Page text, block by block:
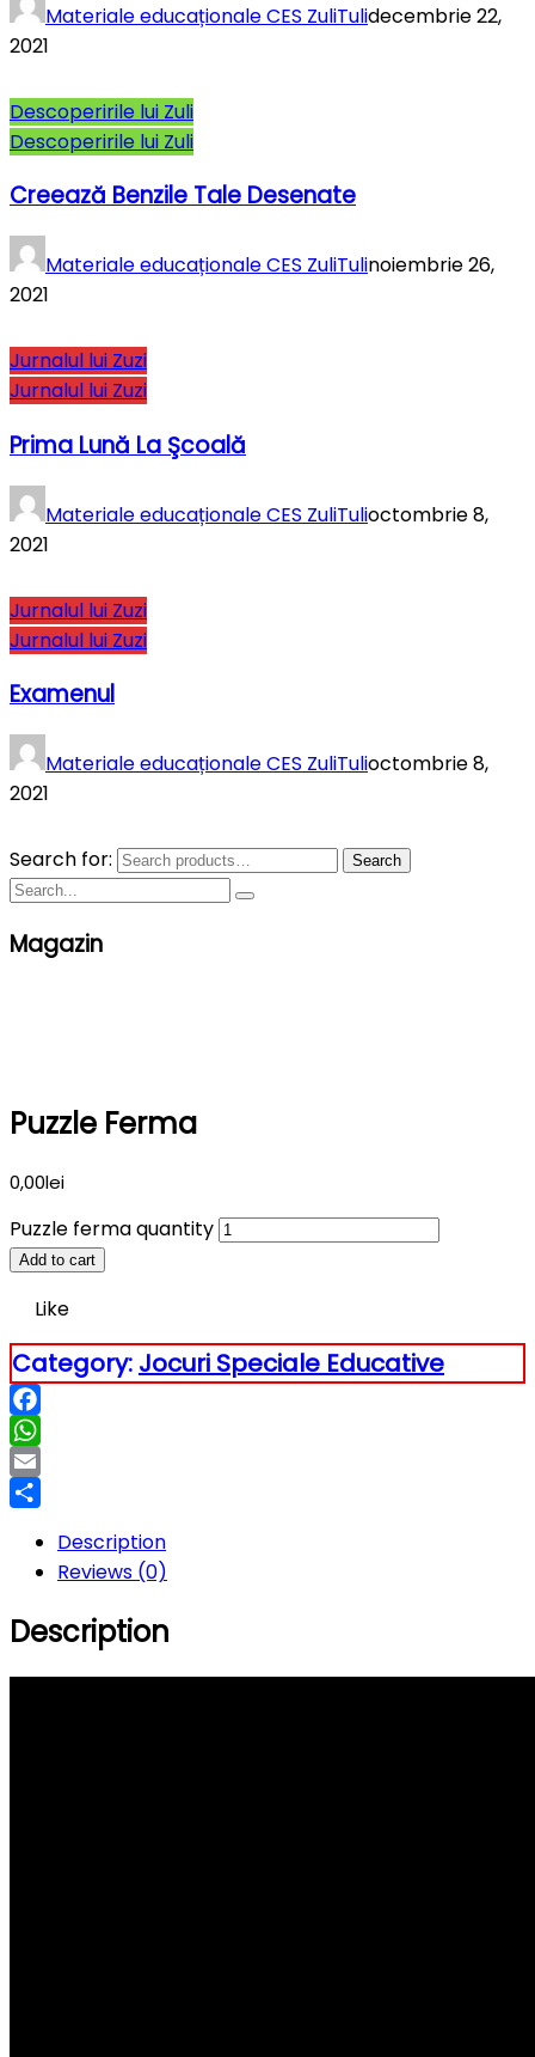
Materiale educaționale CES ZuliTulidecembrie 22,
2021
Descoperirile lui Zuli
Descoperirile lui Zuli
Creează Benzile Tale Desenate
Materiale educaționale CES ZuliTulinoiembrie 26,
2021
Jurnalul lui Zuzi
Jurnalul lui Zuzi
Prima Lună La Şcoală
Materiale educaționale CES ZuliTulioctombrie 8,
2021
Jurnalul lui Zuzi
Jurnalul lui Zuzi
Examenul
Materiale educaționale CES ZuliTulioctombrie 8,
2021
Search for: Search
Magazin
Puzzle Ferma
0,00lei
Puzzle ferma quantity
Add to cart
Like
Category: Jocuri Speciale Educative
Facebook
WhatsApp
Email
Description
Reviews (0)
Description